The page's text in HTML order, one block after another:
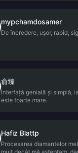
mypchamdosamer
De încredere, ușor, rapid,
俞臻
Interfață genială și simplă,
este foarte mare.
Hafiz Blattp
Procesarea diamantelor